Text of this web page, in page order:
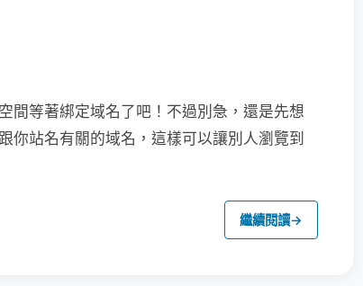
間等著綁定域名了吧！ 不過別急，還是先想
你站名有關的域名，這樣可以讓別人瀏覽到
繼續閱讀→